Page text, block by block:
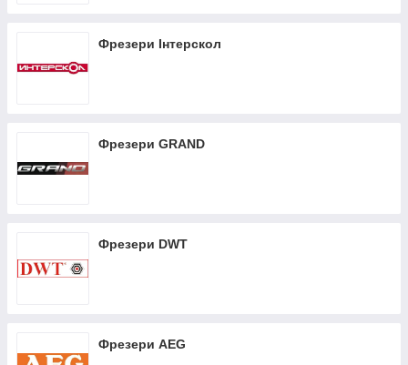
Фрезери Інтерскол
Фрезери GRAND
Фрезери DWT
Фрезери AEG